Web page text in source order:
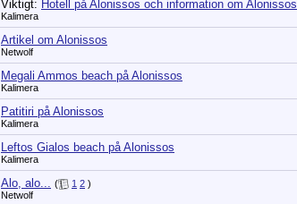
Viktigt: Hotell på Alonissos och information om Alonissos
Kalimera
Artikel om Alonissos
Netwolf
Megali Ammos beach på Alonissos
Kalimera
Patitiri på Alonissos
Kalimera
Leftos Gialos beach på Alonissos
Kalimera
Alo, alo... ( 1 2 )
Netwolf